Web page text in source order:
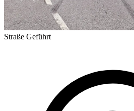
Straße Geführt